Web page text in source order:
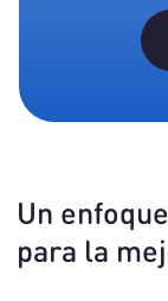
Un
para la